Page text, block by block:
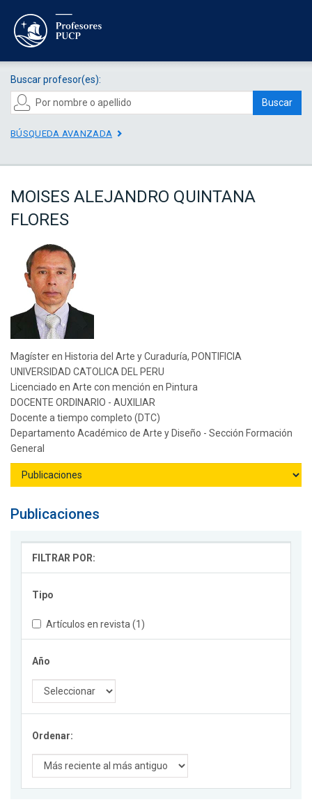
Buscar profesor(es):
Buscar
BÚSQUEDA AVANZADA
MOISES ALEJANDRO QUINTANA
FLORES
Magíster en Historia del Arte y Curaduría, PONTIFICIA
UNIVERSIDAD CATOLICA DEL PERU
Licenciado en Arte con mención en Pintura
DOCENTE ORDINARIO - AUXILIAR
Docente a tiempo completo (DTC)
Departamento Académico de Arte y Diseño - Sección Formación
General
Publicaciones
FILTRAR POR:
Tipo
Artículos en revista (1)
Año
Ordenar: